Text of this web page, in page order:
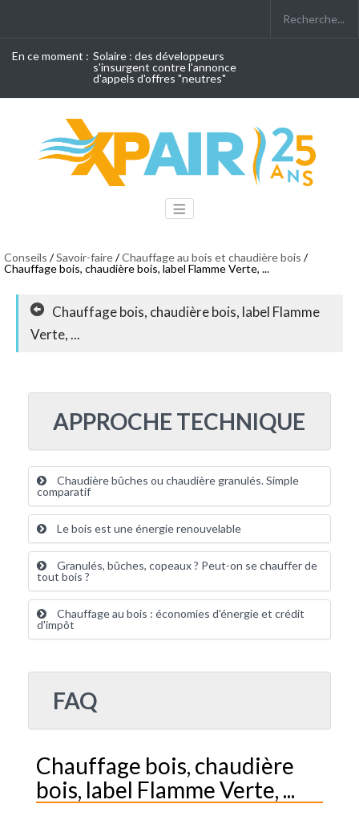
En ce moment : Solaire : des développeurs
s'insurgent contre l'annonce
d'appels d'offres "neutres"
Conseils /Savoir-faire/Chauffage au bois et chaudière bois /
Chauffage bois, chaudière bois, label Flamme Verte, ...
Chauffage bois, chaudière bois, label Flamme
Verte, ...
APPROCHE TECHNIQUE
Chaudière bûches ou chaudière granulés. Simple
comparatif
Le bois est une énergie renouvelable
Granulés, bûches, copeaux ? Peut-on se chauffer de
tout bois ?
Chauffage au bois : économies d'énergie et crédit
d'impôt
FAQ
Chauffage bois, chaudière
bois, label Flamme Verte, ...